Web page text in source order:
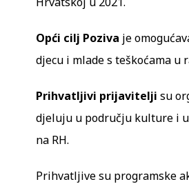
Opći cilj Poziva je
djecu i mlade s teškoćama u
Prihvatljivi prijavitelji su
djeluju u području kulture i
na RH.
Prihvatljive su programske